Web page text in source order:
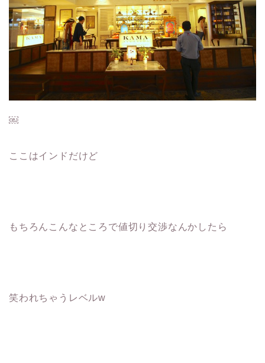
￼
ここはインドだけど
もちろんこんなところで値切り交渉なんかしたら
笑われちゃうレベルw